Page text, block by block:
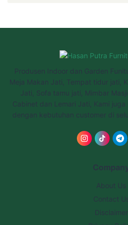
Produsen Indoor dan Garden
Meja Makan Jati, Tempat tidur jati,
Jati, Sofa tamu jati, Mimbar
Cabinet dan Lemari Jati, Kami
dengan kebutuhan customer di
About Us
Contact
Disclaimer